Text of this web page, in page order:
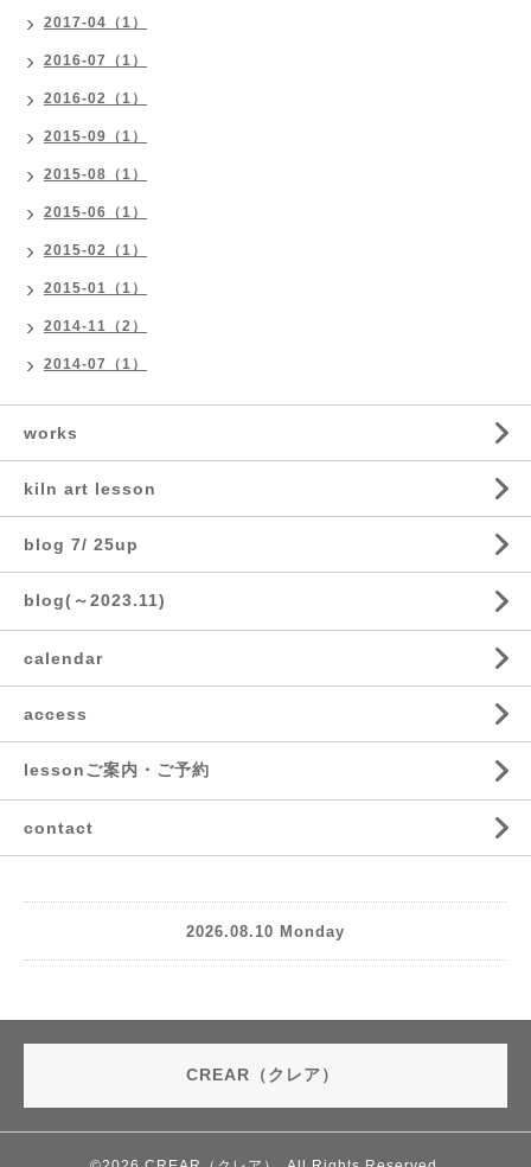
2017-04（1）
2016-07（1）
2016-02（1）
2015-09（1）
2015-08（1）
2015-06（1）
2015-02（1）
2015-01（1）
2014-11（2）
2014-07（1）
works
kiln art lesson
blog 7/ 25up
blog(～2023.11)
calendar
access
lessonご案内・ご予約
contact
2026.08.10 Monday
CREAR（クレア）